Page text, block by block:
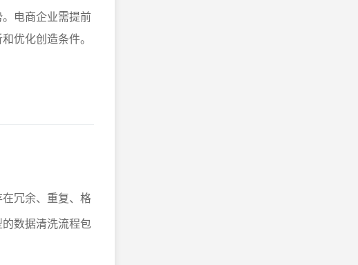
电商企业需提前
优化创造条件。
冗余、重复、格
数据清洗流程包